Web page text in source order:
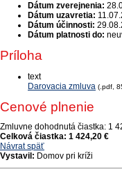
Dátum zverejnenia:
Dátum uzavretia:
Dátum účinnosti:
Dátum platnosti do:
Príloha
text
Darovacia zmluva (.pdf,
Cenové plnenie
Zmluvne dohodnutá čiastka: 1
Celková čiastka: 1 424,20 €
Návrat späť
Vystavil: Domov pri kríži